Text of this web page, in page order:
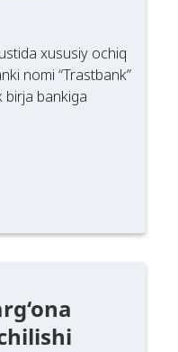
xususiy ochiq
nomi “Trastbank”
birja bankiga